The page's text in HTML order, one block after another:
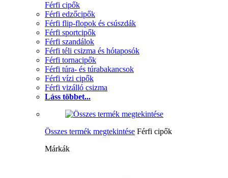
Férfi cipők
Férfi edzőcipők
Férfi flip-flopok és csúszdák
Férfi sportcipők
Férfi szandálok
Férfi téli csizma és hótaposók
Férfi tornacipők
Férfi túra- és túrabakancsok
Férfi vízi cipők
Férfi vizálló csizma
Láss többet...
Összes termék megtekintése Férfi cipők
Márkák